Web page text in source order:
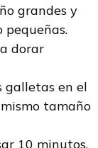
grandes y
pequeñas.
dorar
galletas en el
tamaño
10 minutos,